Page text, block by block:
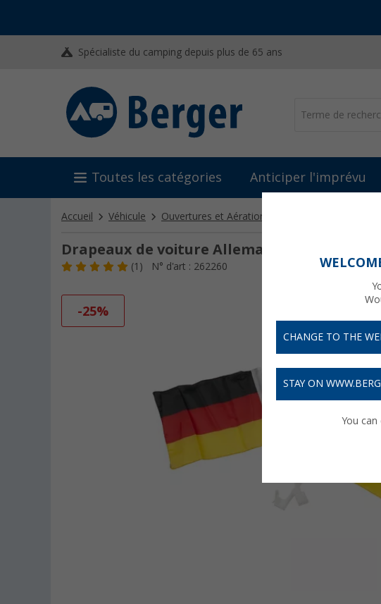
Spécialiste du camping depuis plus de 65 ans
Toutes les catégories Anticiper l'imprévu
Accueil Véhicule Ouvertures et Aération
Drapeaux de voiture Allemagne, set de 2
(1) N° d'art : 262260
-25%
CHANGE TO THE
STAY ON
You